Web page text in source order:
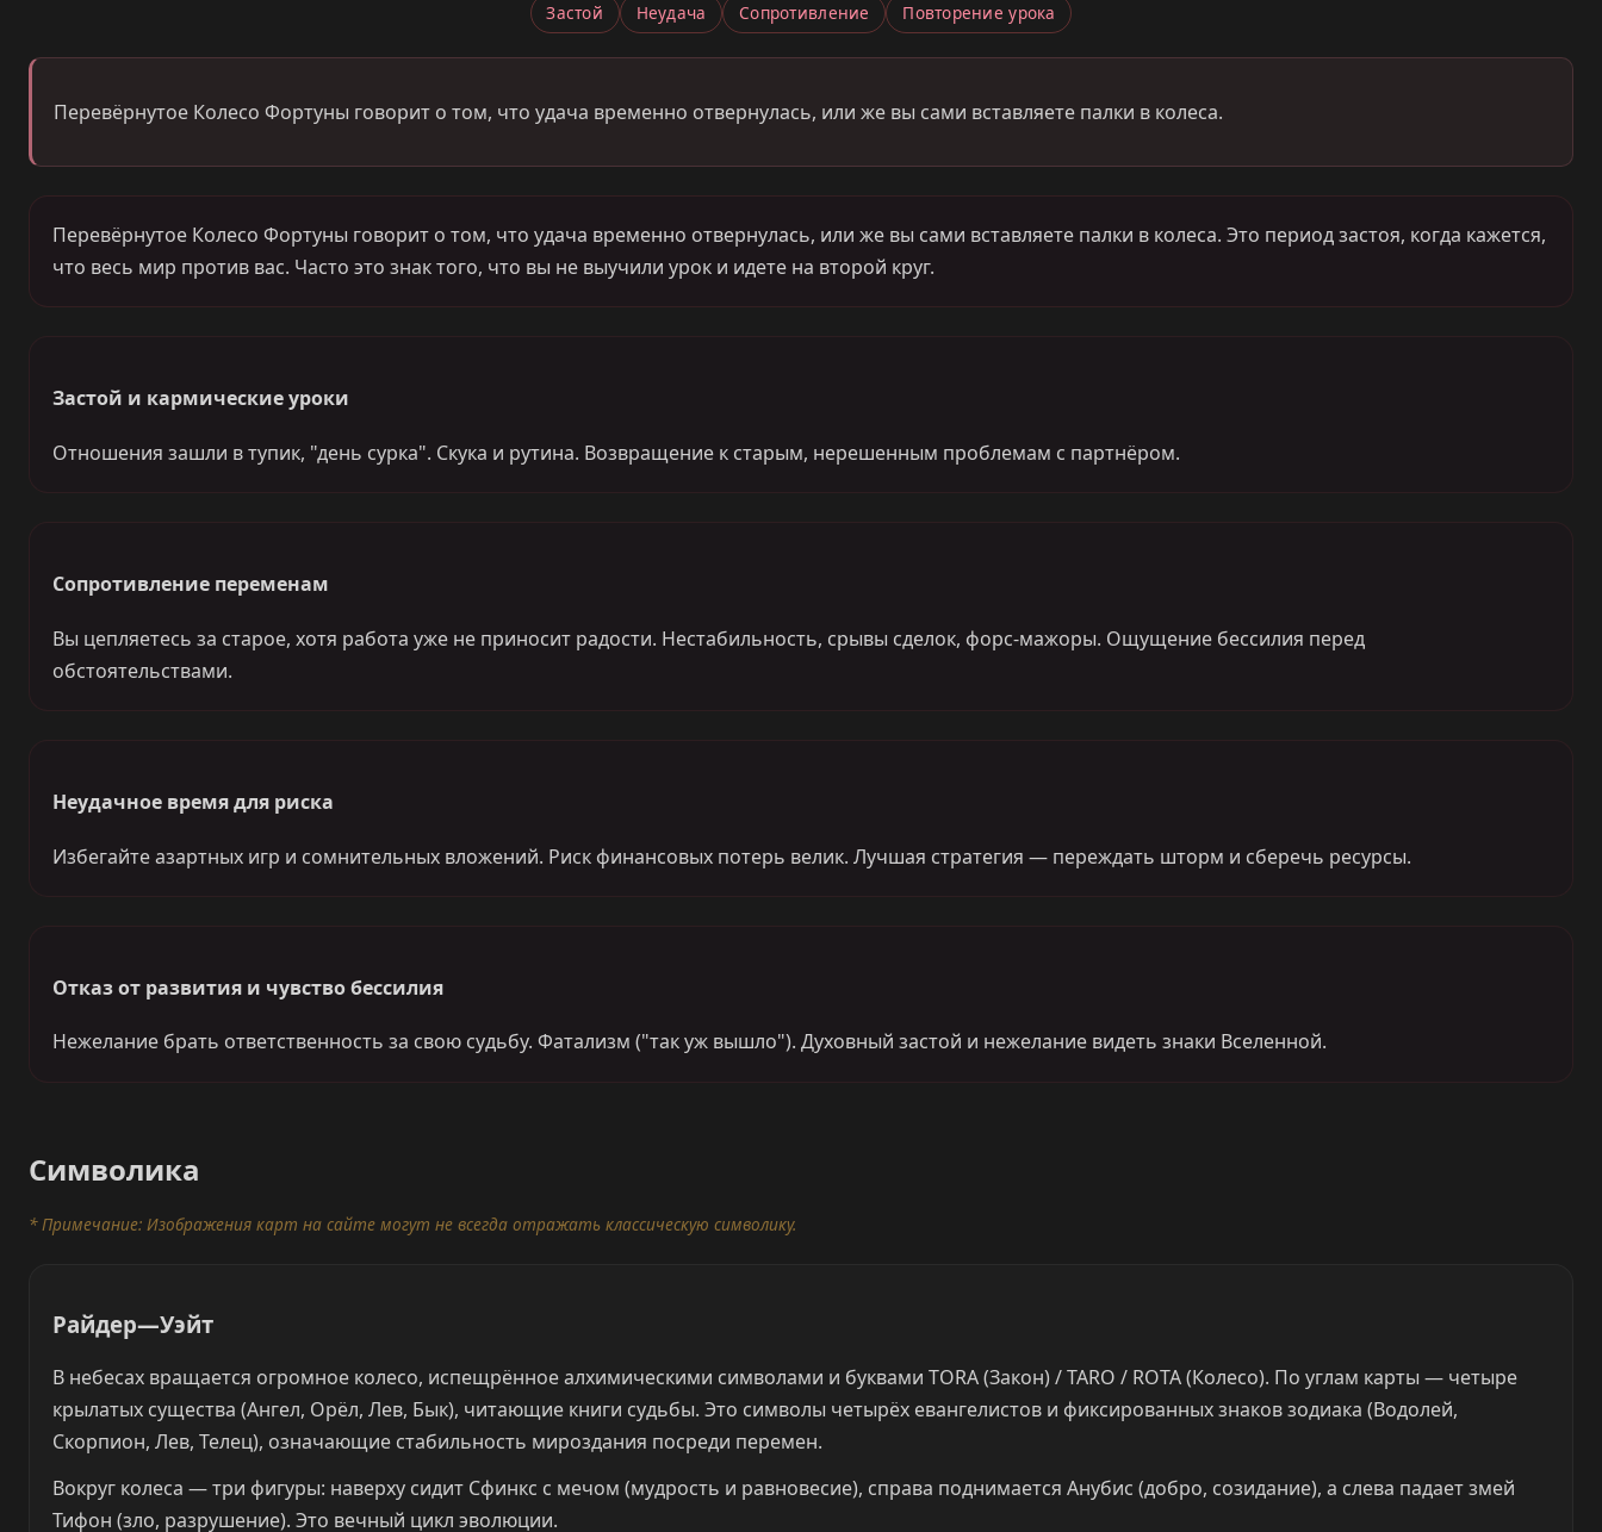
Застой Неудача Сопротивление Повторение урока
Перевёрнутое Колесо Фортуны говорит о том, что удача временно отвернулась, или же вы сами вставляете палки в колеса.
Перевёрнутое Колесо Фортуны говорит о том, что удача временно отвернулась, или же вы сами вставляете палки в колеса. Это период застоя, когда кажется,
что весь мир против вас. Часто это знак того, что вы не выучили урок и идете на второй круг.
Застой и кармические уроки
Отношения зашли в тупик, "день сурка". Скука и рутина. Возвращение к старым, нерешенным проблемам с партнёром.
Сопротивление переменам
Вы цепляетесь за старое, хотя работа уже не приносит радости. Нестабильность, срывы сделок, форс-мажоры. Ощущение бессилия перед
обстоятельствами.
Неудачное время для риска
Избегайте азартных игр и сомнительных вложений. Риск финансовых потерь велик. Лучшая стратегия — переждать шторм и сберечь ресурсы.
Отказ от развития и чувство бессилия
Нежелание брать ответственность за свою судьбу. Фатализм ("так уж вышло"). Духовный застой и нежелание видеть знаки Вселенной.
Символика
* Примечание: Изображения карт на сайте могут не всегда отражать классическую символику.
Райдер—Уэйт
В небесах вращается огромное колесо, испещрённое алхимическими символами и буквами TORA (Закон) / TARO / ROTA (Колесо). По углам карты — четыре
крылатых существа (Ангел, Орёл, Лев, Бык), читающие книги судьбы. Это символы четырёх евангелистов и фиксированных знаков зодиака (Водолей,
Скорпион, Лев, Телец), означающие стабильность мироздания посреди перемен.
Вокруг колеса — три фигуры: наверху сидит Сфинкс с мечом (мудрость и равновесие), справа поднимается Анубис (добро, созидание), а слева падает змей
Тифон (зло, разрушение). Это вечный цикл эволюции.